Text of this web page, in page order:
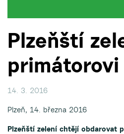
Plzeňští
primátorovi
14. 3. 2016
Plzeň, 14. března 2016
Plzeňští zelení chtějí obdarovat